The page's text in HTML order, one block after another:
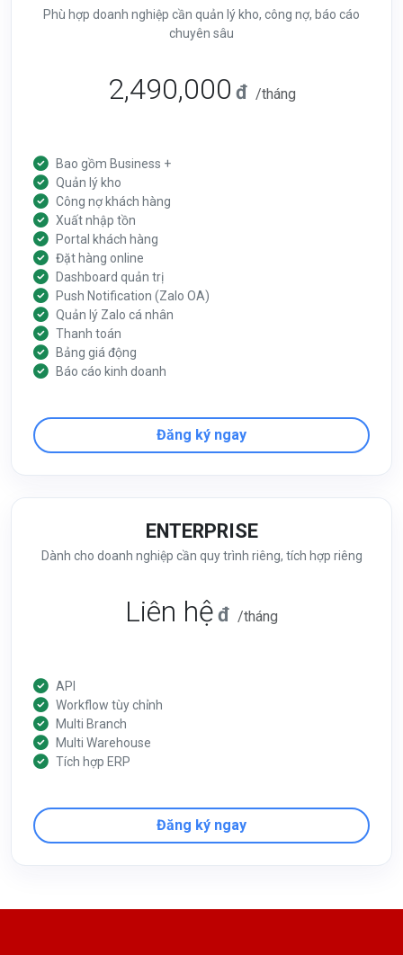
Phù hợp doanh nghiệp cần quản lý kho, công nợ, báo cáo
chuyên sâu
2,490,000 đ /tháng
Bao gồm Business +
Quản lý kho
Công nợ khách hàng
Xuất nhập tồn
Portal khách hàng
Đặt hàng online
Dashboard quản trị
Push Notification (Zalo OA)
Quản lý Zalo cá nhân
Thanh toán
Bảng giá động
Báo cáo kinh doanh
Đăng ký ngay
ENTERPRISE
Dành cho doanh nghiệp cần quy trình riêng, tích hợp riêng
Liên hệ đ /tháng
API
Workflow tùy chỉnh
Multi Branch
Multi Warehouse
Tích hợp ERP
Đăng ký ngay